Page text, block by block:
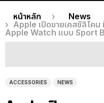
เรื่อง
ล่าสุด
คุณอยู่ที่นี่:
หน้าหลัก
News
Apple เปิดขายเคสซิลิโค
Apple Watch แบบ Sport
ACCESSORIES NEWS